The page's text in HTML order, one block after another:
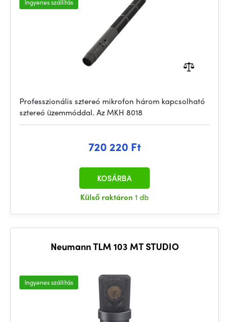
Ingyenes szállítás
Professzionális sztereó mikrofon három kapcsolható
sztereó üzemmóddal. Az MKH 8018
720 220 Ft
Külső raktáron 1 db
KOSÁRBA
Neumann TLM 103 MT STUDIO
Ingyenes szállítás